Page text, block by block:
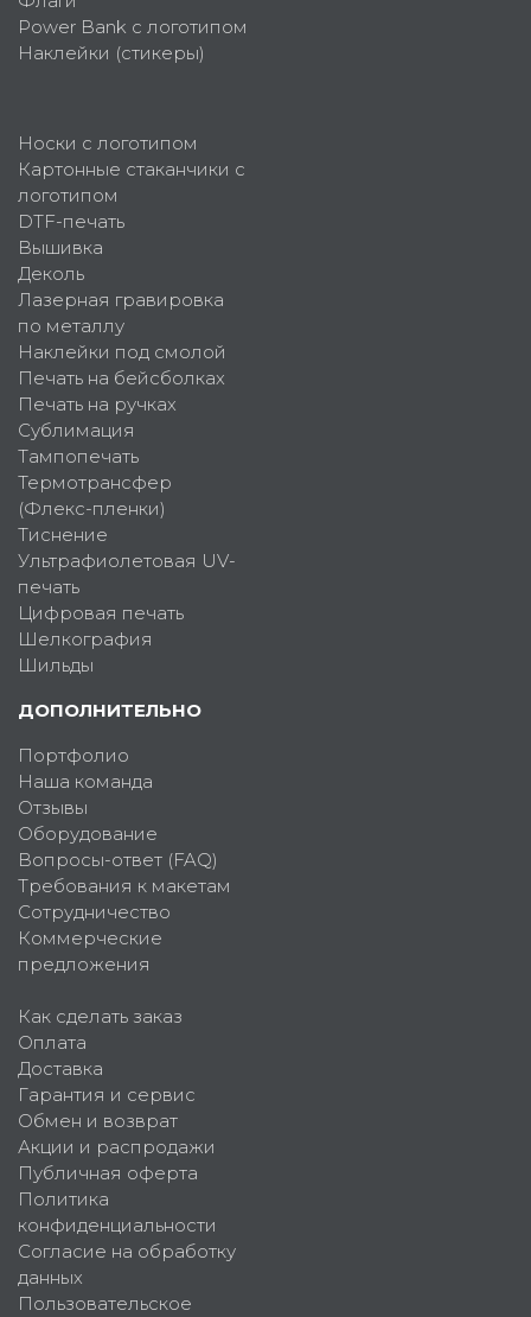
Power Bank с логотипом
Наклейки (стикеры)
Носки с логотипом
Картонные стаканчики с
логотипом
DTF-печать
Вышивка
Деколь
Лазерная гравировка
по металлу
Наклейки под смолой
Печать на бейсболках
Печать на ручках
Сублимация
Тампопечать
Термотрансфер
(Флекс-пленки)
Тиснение
Ультрафиолетовая UV-
печать
Цифровая печать
Шелкография
Шильды
ДОПОЛНИТЕЛЬНО
Портфолио
Наша команда
Отзывы
Оборудование
Вопросы-ответ (FAQ)
Требования к макетам
Сотрудничество
Коммерческие
предложения
Как сделать заказ
Оплата
Доставка
Гарантия и сервис
Обмен и возврат
Акции и распродажи
Публичная оферта
Политика
конфиденциальности
Согласие на обработку
данных
Пользовательское